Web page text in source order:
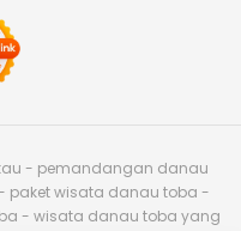
- pemandangan danau
paket wisata danau toba -
- wisata danau toba yang